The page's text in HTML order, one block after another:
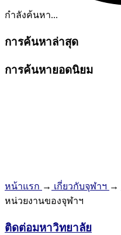
กำลังค้นหา...
การค้นหาล่าสุด
การค้นหายอดนิยม
หน้าแรก → เกี่ยวกับจุฬาฯ →
หน่วยงานของจุฬาฯ
ติดต่อมหาวิทยาลัย